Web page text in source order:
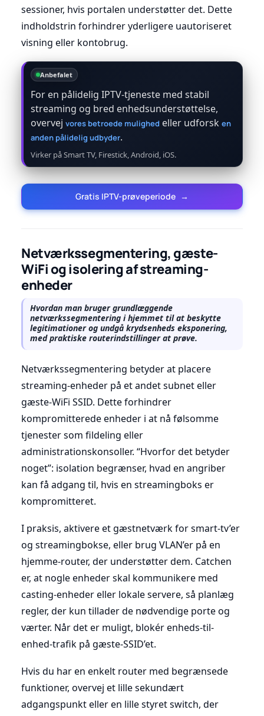
sessioner, hvis portalen understøtter det. Dette
indholdstrin forhindrer yderligere uautoriseret
visning eller kontobrug.
Anbefalet
For en pålidelig IPTV-tjeneste med stabil
streaming og bred enhedsunderstøttelse,
overvej vores betroede mulighed eller udforsk en
anden pålidelig udbyder.
Virker på Smart TV, Firestick, Android, iOS.
Gratis IPTV-prøveperiode →
Netværkssegmentering, gæste-
WiFi og isolering af streaming-
enheder
Hvordan man bruger grundlæggende
netværkssegmentering i hjemmet til at beskytte
legitimationer og undgå krydsenheds eksponering,
med praktiske routerindstillinger at prøve.
Netværkssegmentering betyder at placere
streaming-enheder på et andet subnet eller
gæste-WiFi SSID. Dette forhindrer
kompromitterede enheder i at nå følsomme
tjenester som fildeling eller
administrationskonsoller. “Hvorfor det betyder
noget”: isolation begrænser, hvad en angriber
kan få adgang til, hvis en streamingboks er
kompromitteret.
I praksis, aktivere et gæstnetværk for smart-tv’er
og streamingbokse, eller brug VLAN’er på en
hjemme-router, der understøtter dem. Catchen
er, at nogle enheder skal kommunikere med
casting-enheder eller lokale servere, så planlæg
regler, der kun tillader de nødvendige porte og
værter. Når det er muligt, blokér enheds-til-
enhed-trafik på gæste-SSID’et.
Hvis du har en enkelt router med begrænsede
funktioner, overvej et lille sekundært
adgangspunkt eller en lille styret switch, der